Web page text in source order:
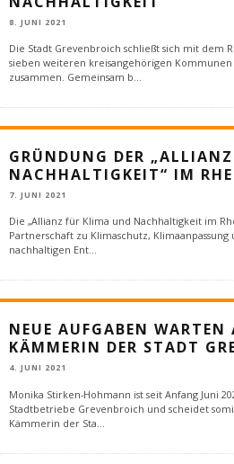
8. JUNI 2021
Die Stadt Grevenbroich schließt sich mit dem
sieben weiteren kreisangehörigen
zusammen. Gemeinsam b...
GRÜNDUNG DER
NACHHALTIGKEIT“ IM
7. JUNI 2021
Die „Allianz für Klima und Nachhaltigkeit im
Partnerschaft zu Klimaschutz,
nachhaltigen Ent...
NEUE AUFGABEN WARTEN
KÄMMERIN DER STADT
4. JUNI 2021
Monika Stirken-Hohmann ist seit Anfang Juni
Stadtbetriebe Grevenbroich und scheidet
Kämmerin der Sta